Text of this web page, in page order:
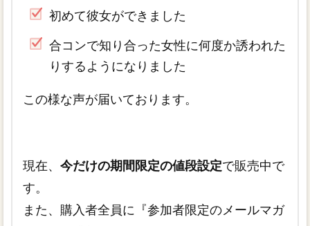
初めて彼女ができました
合コンで知り合った女性に何度か誘われた
りするようになりました
この様な声が届いております。
現在、 今だけの期間限定の値段設定で販売中で
す。
また、購入者全員に『参加者限定のメールマガ